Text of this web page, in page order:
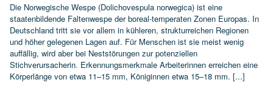
Die Norwegische Wespe (Dolichovespula norwegica) ist eine
staatenbildende Faltenwespe der boreal‑temperaten Zonen Europas. In
Deutschland tritt sie vor allem in kühleren, strukturreichen Regionen
und höher gelegenen Lagen auf. Für Menschen ist sie meist wenig
auffällig, wird aber bei Neststörungen zur potenziellen
Stichverursacherin. Erkennungsmerkmale Arbeiterinnen erreichen eine
Körperlänge von etwa 11–15 mm, Königinnen etwa 15–18 mm. [...]